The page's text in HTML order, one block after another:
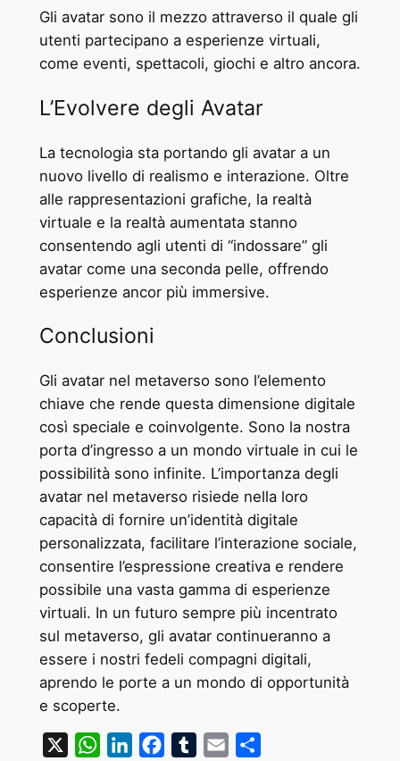
Gli avatar sono il mezzo attraverso il quale gli
utenti partecipano a esperienze virtuali,
come eventi, spettacoli, giochi e altro ancora.
L’Evolvere degli Avatar
La tecnologia sta portando gli avatar a un
nuovo livello di realismo e interazione. Oltre
alle rappresentazioni grafiche, la realtà
virtuale e la realtà aumentata stanno
consentendo agli utenti di “indossare” gli
avatar come una seconda pelle, offrendo
esperienze ancor più immersive.
Conclusioni
Gli avatar nel metaverso sono l’elemento
chiave che rende questa dimensione digitale
così speciale e coinvolgente. Sono la nostra
porta d’ingresso a un mondo virtuale in cui le
possibilità sono infinite. L’importanza degli
avatar nel metaverso risiede nella loro
capacità di fornire un’identità digitale
personalizzata, facilitare l’interazione sociale,
consentire l’espressione creativa e rendere
possibile una vasta gamma di esperienze
virtuali. In un futuro sempre più incentrato
sul metaverso, gli avatar continueranno a
essere i nostri fedeli compagni digitali,
aprendo le porte a un mondo di opportunità
e scoperte.
WhatsAppLinkedInFacebookTumblrEmail